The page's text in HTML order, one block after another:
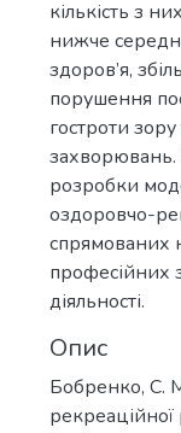
кількість з
нижче
здоров’я,
порушення
гостроти
захворювань.
розробки
оздоровчо-
спрямованих
професійних
діяльності.
Опис
Бобренко, С.